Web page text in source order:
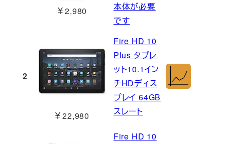
￥2,980
本体が必要
です
2
￥22,980
Fire HD 10
Plus タブレ
ット10.1イン
チHDディス
プレイ 64GB
スレート
Fire HD 10